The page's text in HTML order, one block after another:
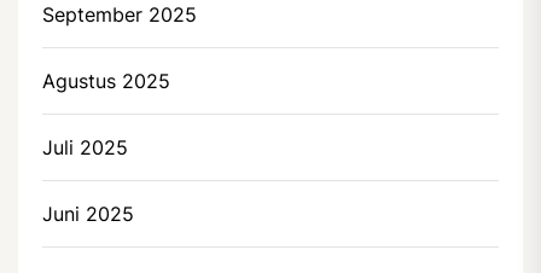
September 2025
Agustus 2025
Juli 2025
Juni 2025